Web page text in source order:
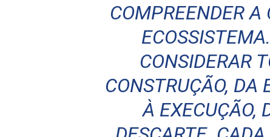
COMPREENDER
CONSIDERAR
CONSTRUÇÃO, DA
À EXECUÇÃO,